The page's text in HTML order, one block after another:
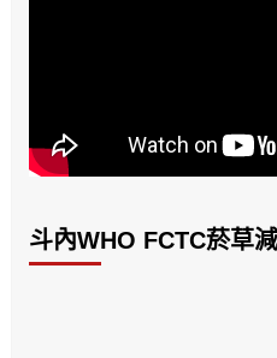
斗內WHO FCTC菸草